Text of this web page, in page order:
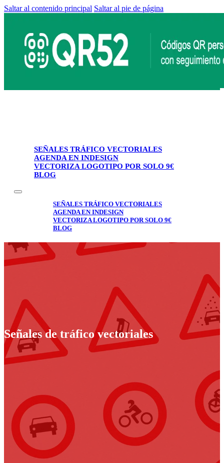
Saltar al contenido principal Saltar al pie de página
SEÑALES TRÁFICO VECTORIALES
AGENDA EN INDESIGN
VECTORIZA LOGOTIPO POR SOLO 9€
BLOG
SEÑALES TRÁFICO VECTORIALES
AGENDA EN INDESIGN
VECTORIZA LOGOTIPO POR SOLO 9€
BLOG
Señales de tráfico vectoriales